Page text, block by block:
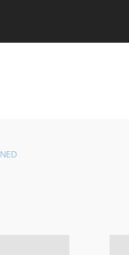
NED